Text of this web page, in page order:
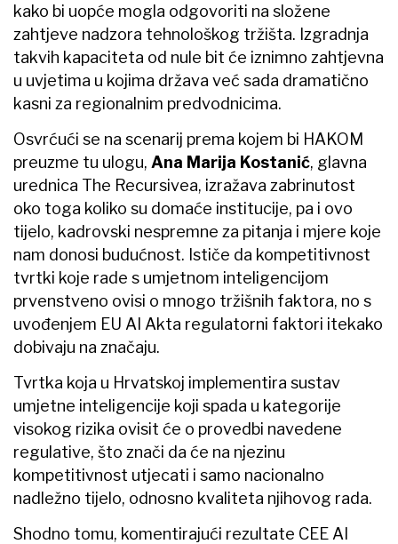
kako bi uopće mogla odgovoriti na složene
zahtjeve nadzora tehnološkog tržišta. Izgradnja
takvih kapaciteta od nule bit će iznimno zahtjevna
u uvjetima u kojima država već sada dramatično
kasni za regionalnim predvodnicima.
Osvrćući se na scenarij prema kojem bi HAKOM
preuzme tu ulogu, Ana Marija Kostanić, glavna
urednica The Recursivea, izražava zabrinutost
oko toga koliko su domaće institucije, pa i ovo
tijelo, kadrovski nespremne za pitanja i mjere koje
nam donosi budućnost. Ističe da kompetitivnost
tvrtki koje rade s umjetnom inteligencijom
prvenstveno ovisi o mnogo tržišnih faktora, no s
uvođenjem EU AI Akta regulatorni faktori itekako
dobivaju na značaju.
Tvrtka koja u Hrvatskoj implementira sustav
umjetne inteligencije koji spada u kategorije
visokog rizika ovisit će o provedbi navedene
regulative, što znači da će na njezinu
kompetitivnost utjecati i samo nacionalno
nadležno tijelo, odnosno kvaliteta njihovog rada.
Shodno tomu, komentirajući rezultate CEE AI